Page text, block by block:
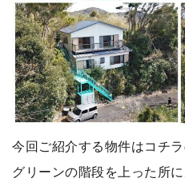
今回ご紹介する物件はコチ
グリーンの階段を上った所